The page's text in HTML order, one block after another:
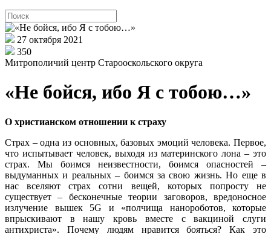
27 октября 2021
350
Митрополичий центр Старооскольского округа
«Не бойся, ибо Я с тобою…»
О христианском отношении к страху
Страх – одна из основных, базовых эмоций человека. Первое,
что испытывает человек, выходя из материнского лона – это
страх. Мы боимся неизвестности, боимся опасностей –
выдуманных и реальных – боимся за свою жизнь. Но еще в
нас вселяют страх сотни вещей, которых попросту не
существует – бесконечные теории заговоров, вредоносное
излучение вышек 5G и «полчища нанороботов, которые
впрыскивают в нашу кровь вместе с вакциной слуги
антихриста». Почему людям нравится бояться? Как это